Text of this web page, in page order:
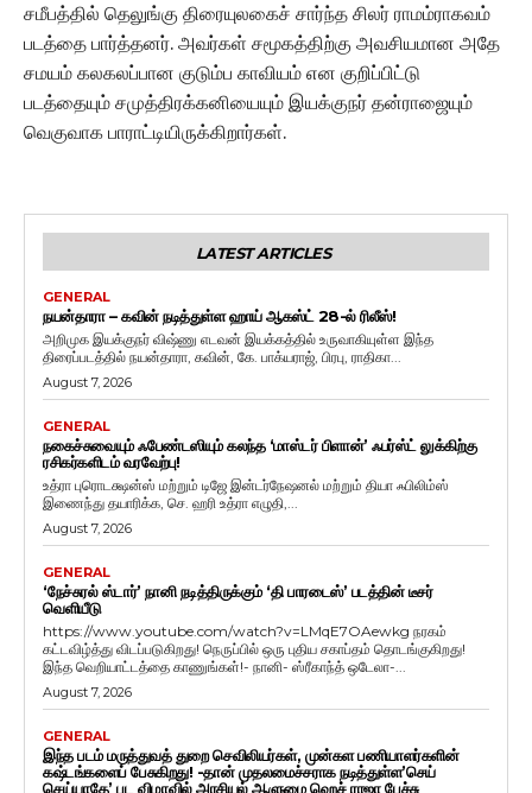
சமீபத்தில் தெலுங்கு திரையுலகைச் சார்ந்த சிலர் ராமம்ராகவம்
படத்தை பார்த்தனர். அவர்கள் சமூகத்திற்கு அவசியமான அதே
சமயம் கலகலப்பான குடும்ப காவியம் என குறிப்பிட்டு
படத்தையும் சமுத்திரக்கனியையும் இயக்குநர் தன்ராஜையும்
வெகுவாக பாராட்டியிருக்கிறார்கள்.
LATEST ARTICLES
GENERAL
நயன்தாரா – கவின் நடித்துள்ள ஹாய் ஆகஸ்ட் 28-ல் ரிலீஸ்!
அறிமுக இயக்குநர் விஷ்ணு எடவன் இயக்கத்தில் உருவாகியுள்ள இந்த
திரைப்படத்தில் நயன்தாரா, கவின், கே. பாக்யராஜ், பிரபு, ராதிகா...
August 7, 2026
GENERAL
நகைச்சுவையும் ஃபேண்டஸியும் கலந்த ‘மாஸ்டர் பிளான்’ ஃபர்ஸ்ட் லுக்கிற்கு
ரசிகர்களிடம் வரவேற்பு!
உத்ரா புரொடக்ஷன்ஸ் மற்றும் டிஜே இன்டர்நேஷனல் மற்றும் தியா ஃபிலிம்ஸ்
இணைந்து தயாரிக்க, செ. ஹரி உத்ரா எழுதி,...
August 7, 2026
GENERAL
‘நேச்சுரல் ஸ்டார்’ நானி நடித்திருக்கும் ‘தி பாரடைஸ்’ படத்தின் டீசர்
வெளியீடு
https://www.youtube.com/watch?v=LMqE7OAewkg நரகம்
கட்டவிழ்த்து விடப்படுகிறது! நெருப்பில் ஒரு புதிய சகாப்தம் தொடங்குகிறது!
இந்த வெறியாட்டத்தை காணுங்கள்!- நானி- ஸ்ரீகாந்த் ஒடேலா-...
August 7, 2026
GENERAL
இந்த படம் மருத்துவத் துறை செவிலியர்கள், முன்கள பணியாளர்களின்
கஷ்டங்களைப் பேசுகிறது! -தான் முதலமைச்சராக நடித்துள்ள’செய்
செய்யாதே’ பட விழாவில் அரசியல் ஆளுமை ஹெச் ராஜா பேச்சு